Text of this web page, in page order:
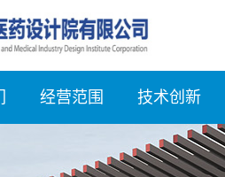
经营范围 技术创新